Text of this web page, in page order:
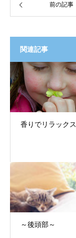
前の記事
関連記事
香りでリラック
～後頭部～